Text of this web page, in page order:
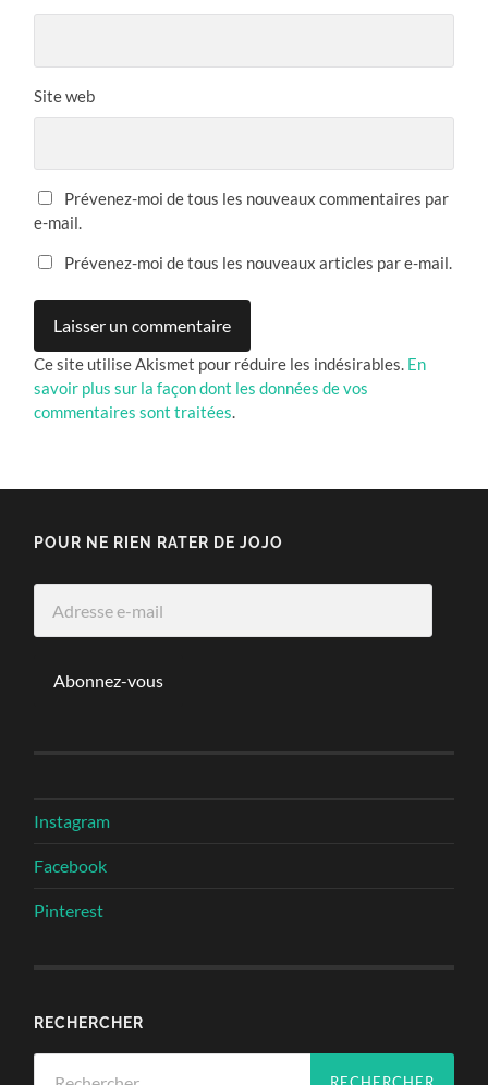
Site web
Prévenez-moi de tous les nouveaux commentaires par
e-mail.
Prévenez-moi de tous les nouveaux articles par e-mail.
Ce site utilise Akismet pour réduire les indésirables. En
savoir plus sur la façon dont les données de vos
commentaires sont traitées.
POUR NE RIEN RATER DE JOJO
Abonnez-vous
Instagram
Facebook
Pinterest
RECHERCHER